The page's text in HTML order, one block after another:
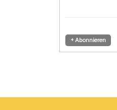
+ Abonnieren